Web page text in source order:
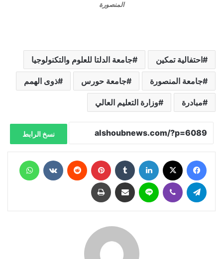
المنصورة
احتفالية تمكين جامعة الدلتا للعلوم والتكنولوجيا
جامعة المنصورة جامعة حورس ذوى الهمم
مبادرة وزارة التعليم العالي
نسخ الرابط